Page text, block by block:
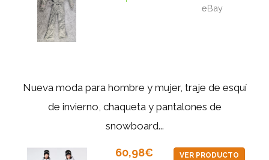
eBay
Nueva moda para hombre y mujer, traje de esquí
de invierno, chaqueta y pantalones de
snowboard...
60,98€ VER PRODUCTO